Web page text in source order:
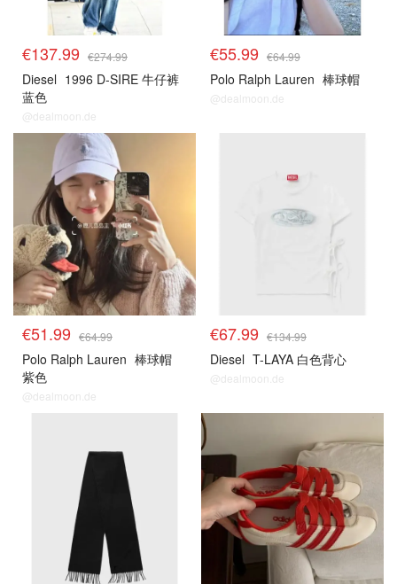
€137.99 €274.99
Diesel 1996 D-SIRE 牛仔裤
蓝色
@dealmoon.de
€55.99 €64.99
Polo Ralph Lauren 棒球帽
@dealmoon.de
€51.99 €64.99
Polo Ralph Lauren 棒球帽
紫色
@dealmoon.de
€67.99 €134.99
Diesel T-LAYA 白色背心
@dealmoon.de